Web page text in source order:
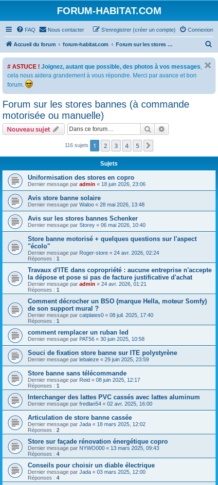
FORUM-HABITAT.COM
FAQ Nous contacter Connexion
S’enregistrer (créer un compte)
Accueil du forum forum-habitat.com Forum sur les stores bannes (à commande motorisée ou manuelle)
e
# ASTUCE ! Joignez, autant que possible, des photos à vos messages,
cela nous aidera grandement à vous répondre. Merci par avance et bon
forum.
Forum sur les stores bannes (à commande
motorisée ou manuelle)
Nouveau sujet Rechercher
116 sujets 1 2 3 4 5
Sujets
Uniformisation des stores en copro
Dernier message par admin « 18 juin 2026, 23:06
Avis store banne solaire
Dernier message par Waloo « 28 mai 2026, 13:48
Avis sur les stores bannes Schenker
Dernier message par Storey « 06 mai 2026, 10:40
Store banne motorisé + quelques questions sur l'aspect
"écolo"
Dernier message par Roger-store « 24 avr. 2026, 02:24
Réponses : 1
Travaux d'ITE dans copropriété : aucune entreprise n'accepte
la dépose et pose si pas de facture justificative d'achat
Dernier message par admin « 24 avr. 2026, 01:21
Réponses : 1
Comment décrocher un BSO (marque Hella, moteur Somfy)
de son support mural ?
Dernier message par catplates0 « 08 juil. 2025, 17:40
Réponses : 1
comment remplacer un ruban led
Dernier message par PAT56 « 30 juin 2025, 10:58
Souci de fixation store banne sur ITE polystyrène
Dernier message par lebaleze « 29 juin 2025, 23:59
Store banne sans télécommande
Dernier message par Reid « 08 juin 2025, 12:17
Réponses : 1
Interchanger des lattes PVC cassés avec lattes aluminum
Dernier message par fredlan54 « 02 avr. 2025, 16:00
Articulation de store banne cassée
Dernier message par Jada « 18 mars 2025, 12:02
Réponses : 2
Store sur façade rénovation énergétique copro
Dernier message par NYWO000 « 13 mars 2025, 09:43
Réponses : 4
Conseils pour choisir un diable électrique
Dernier message par Jada « 03 mars 2025, 12:00
Réponses : 4